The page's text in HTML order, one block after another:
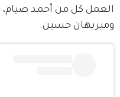
العمل كل من أحمد صيام،
وميريهان حسين.